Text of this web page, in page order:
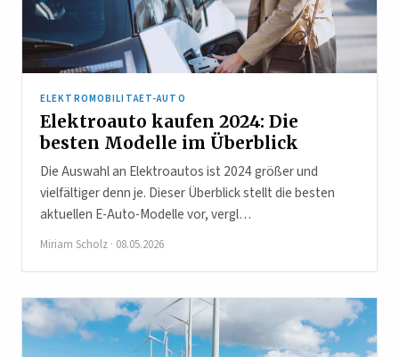
ELEKTROMOBILITAET-AUTO
Elektroauto kaufen 2024: Die
besten Modelle im Überblick
Die Auswahl an Elektroautos ist 2024 größer und
vielfältiger denn je. Dieser Überblick stellt die besten
aktuellen E-Auto-Modelle vor, vergl…
Miriam Scholz · 08.05.2026